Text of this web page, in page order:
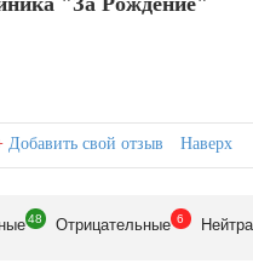
Добавить свой отзыв Наверх
48 Отрицательные 6 Нейтр